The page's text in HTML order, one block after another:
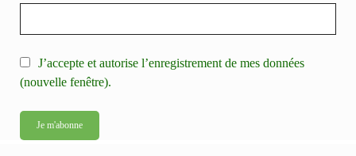
J’accepte et autorise l’enregistrement de mes données
(nouvelle fenêtre).